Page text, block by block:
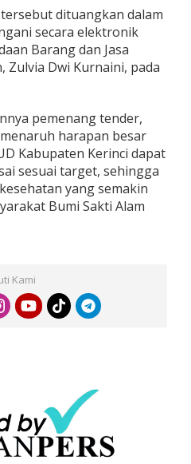
dituangkan dalam
secara elektronik
Barang dan Jasa
Zulvia Dwi Kurnaini, pada
pemenang tender,
harapan besar
Kabupaten Kerinci dapat
sesuai target, sehingga
yang semakin
Bumi Sakti Alam
Kami